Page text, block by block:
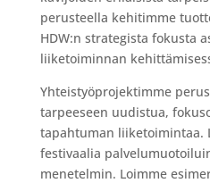
perusteella kehitimme
HDW:n strategista fokusta
liiketoiminnan
Yhteistyöprojektimme
tarpeeseen uudistua,
tapahtuman liiketoimintaa.
festivaalia
menetelmin. Loimme